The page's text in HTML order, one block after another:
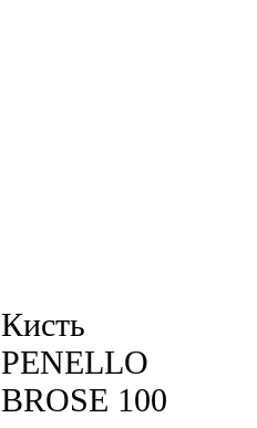
Кисть
PENELLO
BROSE 100